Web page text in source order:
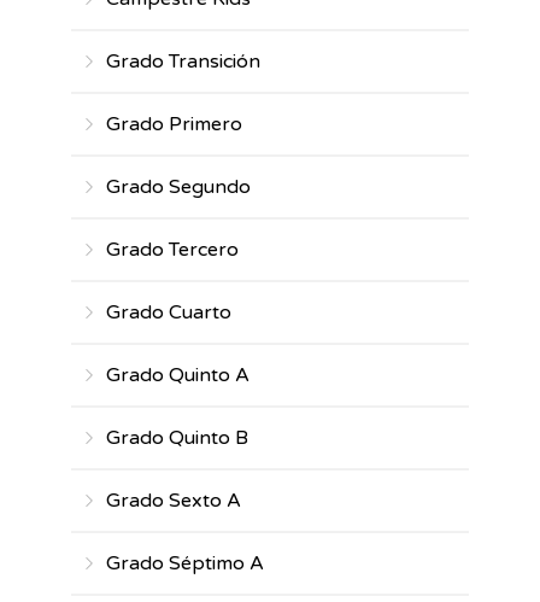
Grado Transición
Grado Primero
Grado Segundo
Grado Tercero
Grado Cuarto
Grado Quinto A
Grado Quinto B
Grado Sexto A
Grado Séptimo A